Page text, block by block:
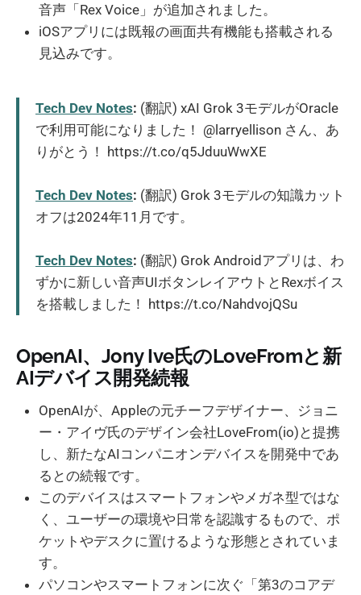
音声「Rex Voice」が追加されました。
iOSアプリには既報の画面共有機能も搭載される
見込みです。
Tech Dev Notes: (翻訳) xAI Grok 3モデルがOracle
で利用可能になりました！ @larryellison さん、あ
りがとう！ https://t.co/q5JduuWwXE
Tech Dev Notes: (翻訳) Grok 3モデルの知識カット
オフは2024年11月です。
Tech Dev Notes: (翻訳) Grok Androidアプリは、わ
ずかに新しい音声UIボタンレイアウトとRexボイス
を搭載しました！ https://t.co/NahdvojQSu
OpenAI、Jony Ive氏のLoveFromと新
AIデバイス開発続報
OpenAIが、Appleの元チーフデザイナー、ジョニ
ー・アイヴ氏のデザイン会社LoveFrom(io)と提携
し、新たなAIコンパニオンデバイスを開発中であ
るとの続報です。
このデバイスはスマートフォンやメガネ型ではな
く、ユーザーの環境や日常を認識するもので、ポ
ケットやデスクに置けるような形態とされていま
す。
パソコンやスマートフォンに次ぐ「第3のコアデ